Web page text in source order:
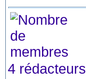
4 rédacteurs